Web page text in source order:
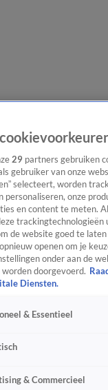
29 partners gebruiken
gebruiker van onze
selecteert, worden
personaliseren, onze
en content te meten.
trackingtechnologieën
de website goed te
openen om je
onder aan de
worden doorgevoerd.
Diensten.
& Essentieel
& Commercieel